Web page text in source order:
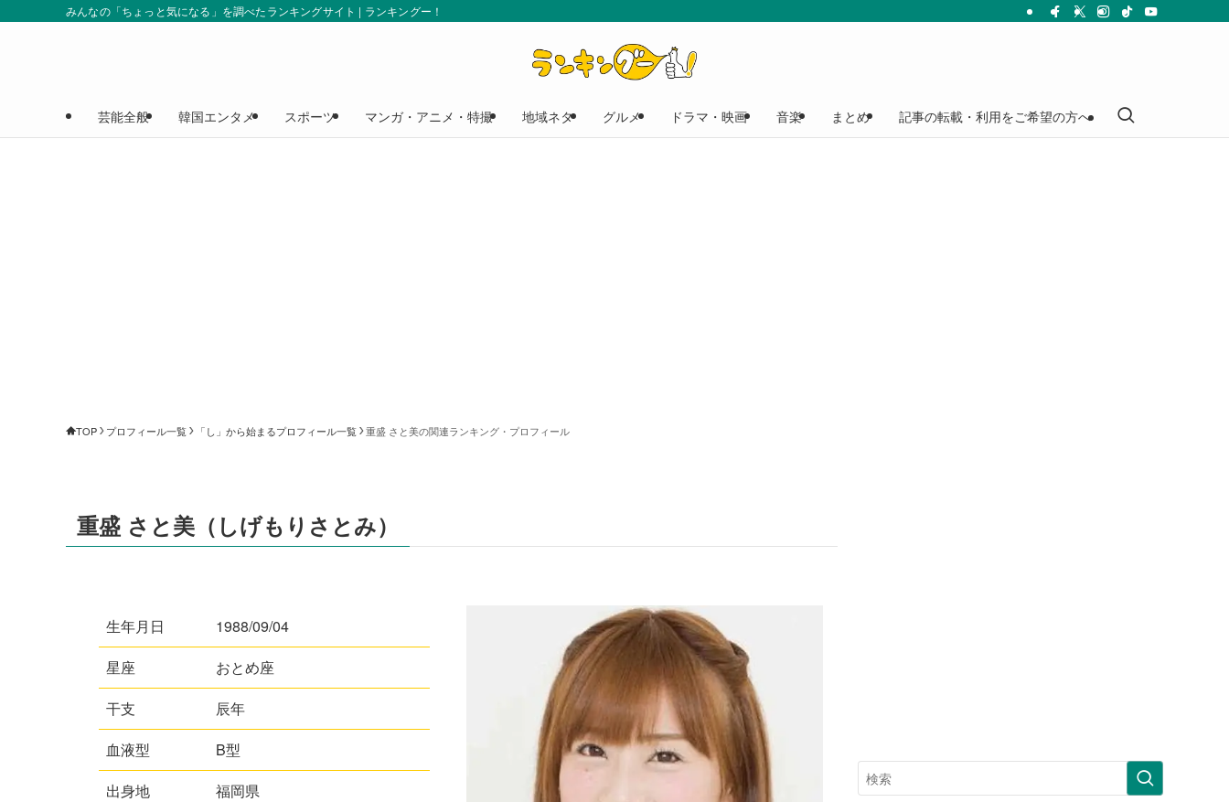
みんなの「ちょっと気になる」を調べたランキングサイト | ランキングー！
芸能全般 韓国エンタメ スポーツ マンガ・アニメ・特撮 地域ネタ グルメ ドラマ・映画 音楽 まとめ 記事の転載・利用をご希望の方へ
TOP プロフィール一覧 「し」から始まるプロフィール一覧 重盛 さと美の関連ランキング・プロフィール
重盛 さと美（しげもりさとみ）
生年月日
1988/09/04
星座
おとめ座
干支
辰年
血液型
B型
出身地
福岡県